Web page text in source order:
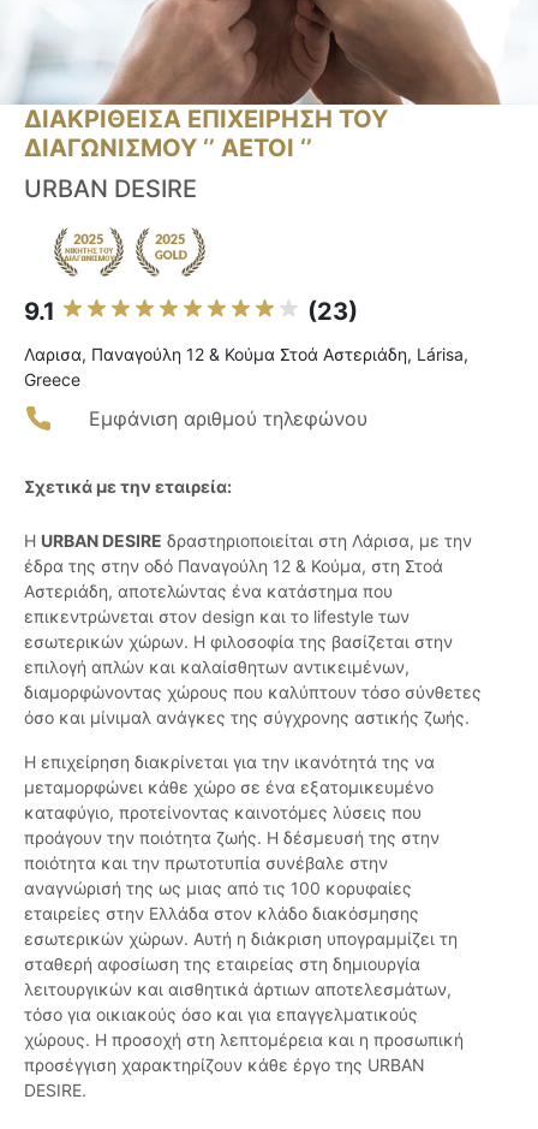
ΔΙΑΚΡΙΘΕΙΣΑ ΕΠΙΧΕΙΡΗΣΗ ΤΟΥ
ΔΙΑΓΩΝΙΣΜΟΥ ‘’ ΑΕΤΟΙ ‘’
URBAN DESIRE
9.1 (23)
Λαρισα, Παναγούλη 12 & Κούμα Στοά Αστεριάδη, Lárisa,
Greece
Εμφάνιση αριθμού τηλεφώνου
Σχετικά με την εταιρεία:
Η URBAN DESIRE δραστηριοποιείται στη Λάρισα, με την
έδρα της στην οδό Παναγούλη 12 & Κούμα, στη Στοά
Αστεριάδη, αποτελώντας ένα κατάστημα που
επικεντρώνεται στον design και το lifestyle των
εσωτερικών χώρων. Η φιλοσοφία της βασίζεται στην
επιλογή απλών και καλαίσθητων αντικειμένων,
διαμορφώνοντας χώρους που καλύπτουν τόσο σύνθετες
όσο και μίνιμαλ ανάγκες της σύγχρονης αστικής ζωής.
Η επιχείρηση διακρίνεται για την ικανότητά της να
μεταμορφώνει κάθε χώρο σε ένα εξατομικευμένο
καταφύγιο, προτείνοντας καινοτόμες λύσεις που
προάγουν την ποιότητα ζωής. Η δέσμευσή της στην
ποιότητα και την πρωτοτυπία συνέβαλε στην
αναγνώρισή της ως μιας από τις 100 κορυφαίες
εταιρείες στην Ελλάδα στον κλάδο διακόσμησης
εσωτερικών χώρων. Αυτή η διάκριση υπογραμμίζει τη
σταθερή αφοσίωση της εταιρείας στη δημιουργία
λειτουργικών και αισθητικά άρτιων αποτελεσμάτων,
τόσο για οικιακούς όσο και για επαγγελματικούς
χώρους. Η προσοχή στη λεπτομέρεια και η προσωπική
προσέγγιση χαρακτηρίζουν κάθε έργο της URBAN
DESIRE.